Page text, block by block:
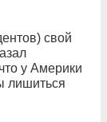
свой
у Америки
лишиться